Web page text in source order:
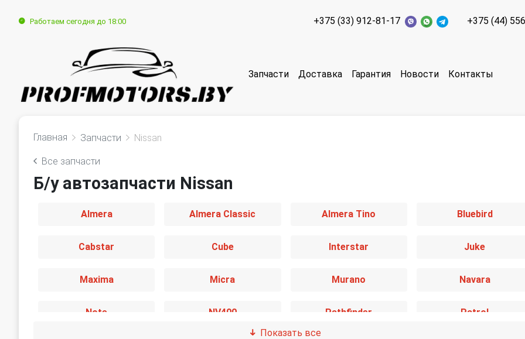
Работаем сегодня до 18:00 +375 (33) 912-81-17 +375 (44)
Запчасти Доставка Гарантия Новости Контакты
Главная Запчасти Nissan
Все запчасти
Б/у автозапчасти Nissan
Almera Almera Classic Almera Tino Bluebird
Cabstar Cube Interstar Juke
Maxima Micra Murano Navara
Note NV400 Pathfinder Patrol
Показать все